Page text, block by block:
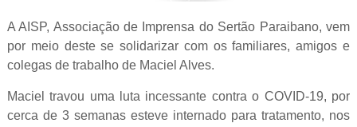
A AISP, Associação de Imprensa do Sertão Paraibano, vem
por meio deste se solidarizar com os familiares, amigos e
colegas de trabalho de Maciel Alves.
Maciel travou uma luta incessante contra o COVID-19, por
cerca de 3 semanas esteve internado para tratamento, nos